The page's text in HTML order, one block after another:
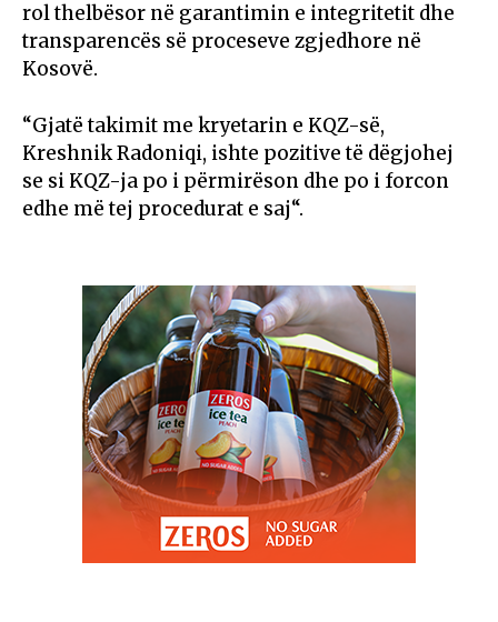
rol thelbësor në garantimin e integritetit dhe
transparencës së proceseve zgjedhore në
Kosovë.
“Gjatë takimit me kryetarin e KQZ-së,
Kreshnik Radoniqi, ishte pozitive të dëgjohej
se si KQZ-ja po i përmirëson dhe po i forcon
edhe më tej procedurat e saj“.